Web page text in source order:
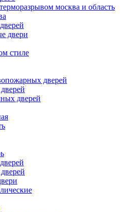
москва и область
двери
стиле
дверей
дверей